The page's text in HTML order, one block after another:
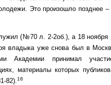
Это произошло позднее
(№70 л. 2-2об.), а 18 ноября
владыка уже снова был в
Академии принимал
материалы которых
82).16